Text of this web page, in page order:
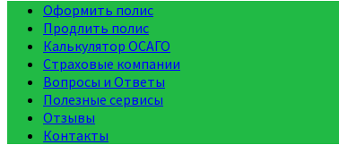
Оформить полис
Продлить полис
Калькулятор ОСАГО
Страховые компании
Вопросы и Ответы
Полезные сервисы
Отзывы
Контакты